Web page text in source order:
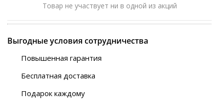
Товар не участвует ни в одной из акций
Выгодные условия сотрудничества
Повышенная гарантия
Бесплатная доставка
Автобусы (по ЮФО)
Подарок каждому